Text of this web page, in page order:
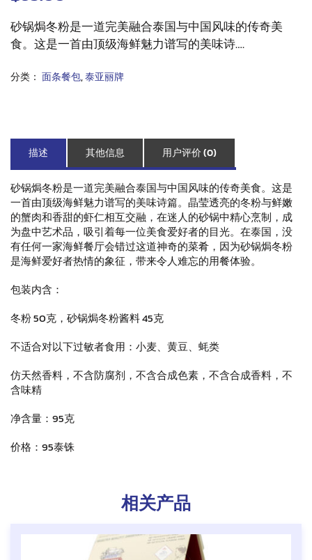
砂锅焗冬粉是一道完美融合泰国与中国风味的传奇美
食。这是一首由顶级海鲜魅力谱写的美味诗….
分类： 面条餐包,泰亚丽牌
描述 其他信息 用户评价 (0)
砂锅焗冬粉是一道完美融合泰国与中国风味的传奇美食。这是
一首由顶级海鲜魅力谱写的美味诗篇。晶莹透亮的冬粉与鲜嫩
的蟹肉和香甜的虾仁相互交融，在迷人的砂锅中精心烹制，成
为盘中艺术品，吸引着每一位美食爱好者的目光。在泰国，没
有任何一家海鲜餐厅会错过这道神奇的菜肴，因为砂锅焗冬粉
是海鲜爱好者热情的象征，带来令人难忘的用餐体验。
包装内含：
冬粉 50克，砂锅焗冬粉酱料 45克
不适合对以下过敏者食用： 小麦、黄豆、蚝类
仿天然香料，不含防腐剂，不含合成色素，不含合成香料，不
含味精
净含量：95克
价格：95泰铢
相关产品